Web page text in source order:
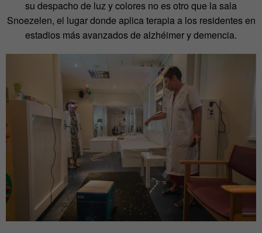
su despacho de luz y colores no es otro que la sala
Snoezelen, el lugar donde aplica terapia a los residentes en
estadios más avanzados de alzhéimer y demencia.